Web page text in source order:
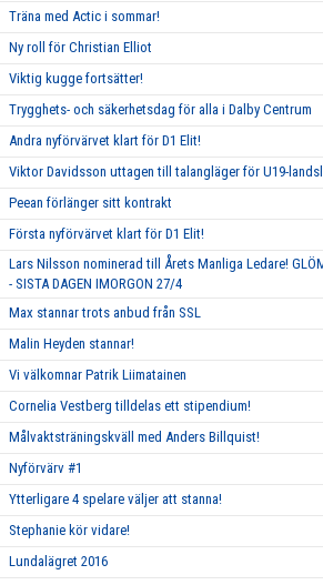
Träna med Actic i sommar!
Ny roll för Christian Elliot
Viktig kugge fortsätter!
Trygghets- och säkerhetsdag för alla i Dalby Centrum
Andra nyförvärvet klart för D1 Elit!
Viktor Davidsson uttagen till talangläger för U19-
Peean förlänger sitt kontrakt
Första nyförvärvet klart för D1 Elit!
Lars Nilsson nominerad till Årets Manliga Ledare!
- SISTA DAGEN IMORGON 27/4
Max stannar trots anbud från SSL
Malin Heyden stannar!
Vi välkomnar Patrik Liimatainen
Cornelia Vestberg tilldelas ett stipendium!
Målvaktsträningskväll med Anders Billquist!
Nyförvärv #1
Ytterligare 4 spelare väljer att stanna!
Stephanie kör vidare!
Lundalägret 2016